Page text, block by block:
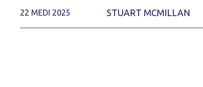
22 MEDI 2025 STUART MCMILLAN